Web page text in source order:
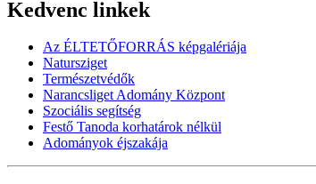
Kedvenc linkek
Az ÉLTETŐFORRÁS képgalériája
Natursziget
Természetvédők
Narancsliget Adomány Központ
Szociális segítség
Festő Tanoda korhatárok nélkül
Adományok éjszakája